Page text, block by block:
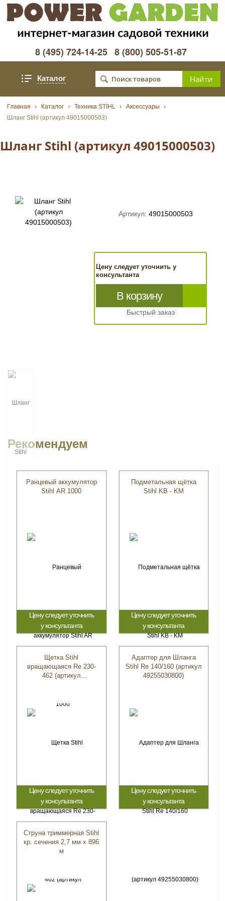
8 (495) 724-14-25 8 (800) 505-51-87
Каталог
Главная Каталог Техника STIHL
Аксессуары
Шланг Stihl (артикул 49015000503)
Шланг Stihl (артикул 49015000503)
Артикул: 49015000503
Цену следует уточнить у
консультанта
В корзину
Быстрый заказ
Рекомендуем
Ранцевый аккумулятор
Stihl AR 1000
Цену следует уточнить
у консультанта
Подметальная щётка
Stihl KB - KM
Цену следует уточнить
у консультанта
Щетка Stihl
вращающаяся Rе 230-
462 (артикул
Цену следует уточнить
у консультанта
Адаптер для Шланга
Stihl Rе 140/160 (артикул
49255030800)
Цену следует уточнить
у консультанта
Cтруна триммерная Stihl
кр. сечения 2,7 мм х 896
м